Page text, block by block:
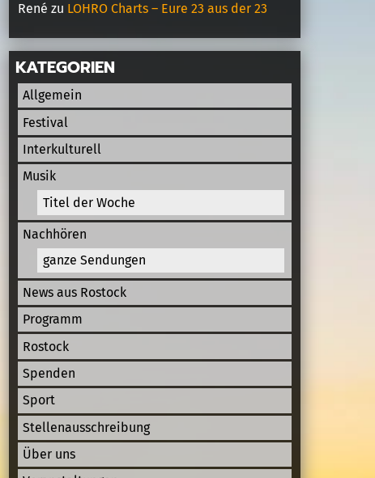
René zu LOHRO Charts – Eure 23 aus der 23
KATEGORIEN
Allgemein
Festival
Interkulturell
Musik
Titel der Woche
Nachhören
ganze Sendungen
News aus Rostock
Programm
Rostock
Spenden
Sport
Stellenausschreibung
Über uns